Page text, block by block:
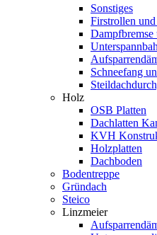
Sonstiges
Firstrollen
Schneefang
Holz
OSB Platten
Dachlatten
KVH
Holzplatten
Dachboden
Bodentreppe
Gründach
Steico
Linzmeier